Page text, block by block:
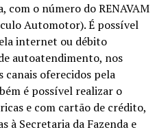
com o número do RENAVAM
Automotor). É possível
internet ou débito
autoatendimento, nos
canais oferecidos pela
é possível realizar o
e com cartão de crédito,
à Secretaria da Fazenda e